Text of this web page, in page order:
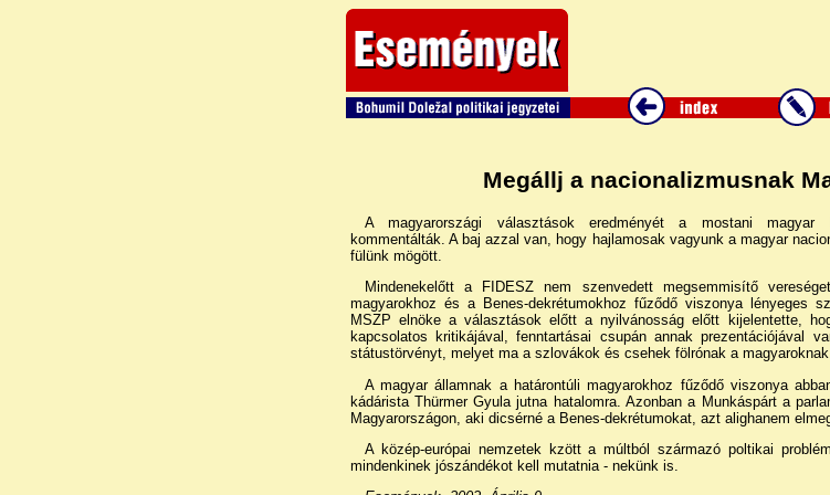
Megállj a nacionalizmusnak
A magyarországi választások eredményét a mostani magyar
kommentálták. A baj azzal van, hogy hajlamosak vagyunk a magyar
fülünk mögött.
Mindenekelőtt a FIDESZ nem szenvedett megsemmisítő
magyarokhoz és a Benes-dekrétumokhoz fűződő viszonya lényeges
MSZP elnöke a választások előtt a nyilvánosság előtt kijelentette,
kapcsolatos kritikájával, fenntartásai csupán annak prezentációjával
státustörvényt, melyet ma a szlovákok és csehek fölrónak a
A magyar államnak a határontúli magyarokhoz fűződő viszonya
kádárista Thürmer Gyula jutna hatalomra. Azonban a Munkáspárt a
Magyarországon, aki dicsérné a Benes-dekrétumokat, azt alighanem
A közép-európai nemzetek kzött a múltból származó poltikai
mindenkinek jószándékot kell mutatnia - nekünk is.